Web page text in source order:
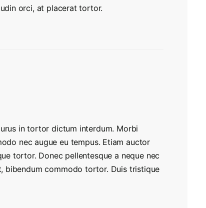
orci, at placerat tortor.
in tortor dictum interdum. Morbi
nec augue eu tempus. Etiam auctor
tortor. Donec pellentesque a neque nec
bibendum commodo tortor. Duis tristique